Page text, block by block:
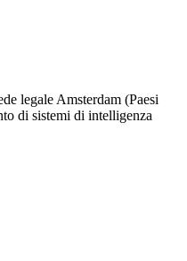
legale Amsterdam (Paesi
di sistemi di intelligenza